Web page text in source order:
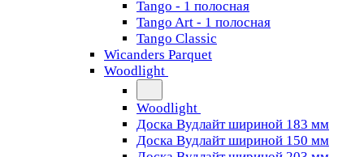
Tango - 1 полосная
Tango Art - 1 полосная
Tango Classiс
Wicanders Parquet
Woodlight
Woodlight
Доска Вудлайт шириной 183 мм
Доска Вудлайт шириной 150 мм